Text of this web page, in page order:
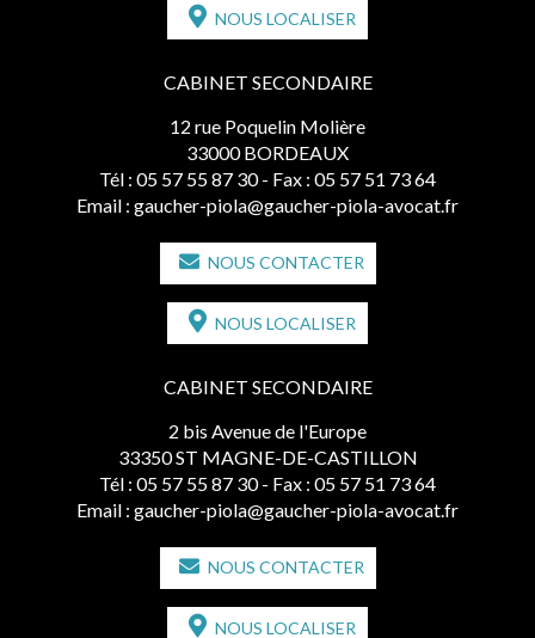
NOUS LOCALISER
CABINET SECONDAIRE
12 rue Poquelin Molière
33000 BORDEAUX
Tél : 05 57 55 87 30 - Fax : 05 57 51 73 64
Email : gaucher-piola@gaucher-piola-avocat.fr
NOUS CONTACTER
NOUS LOCALISER
CABINET SECONDAIRE
2 bis Avenue de l'Europe
33350 ST MAGNE-DE-CASTILLON
Tél : 05 57 55 87 30 - Fax : 05 57 51 73 64
Email : gaucher-piola@gaucher-piola-avocat.fr
NOUS CONTACTER
NOUS LOCALISER